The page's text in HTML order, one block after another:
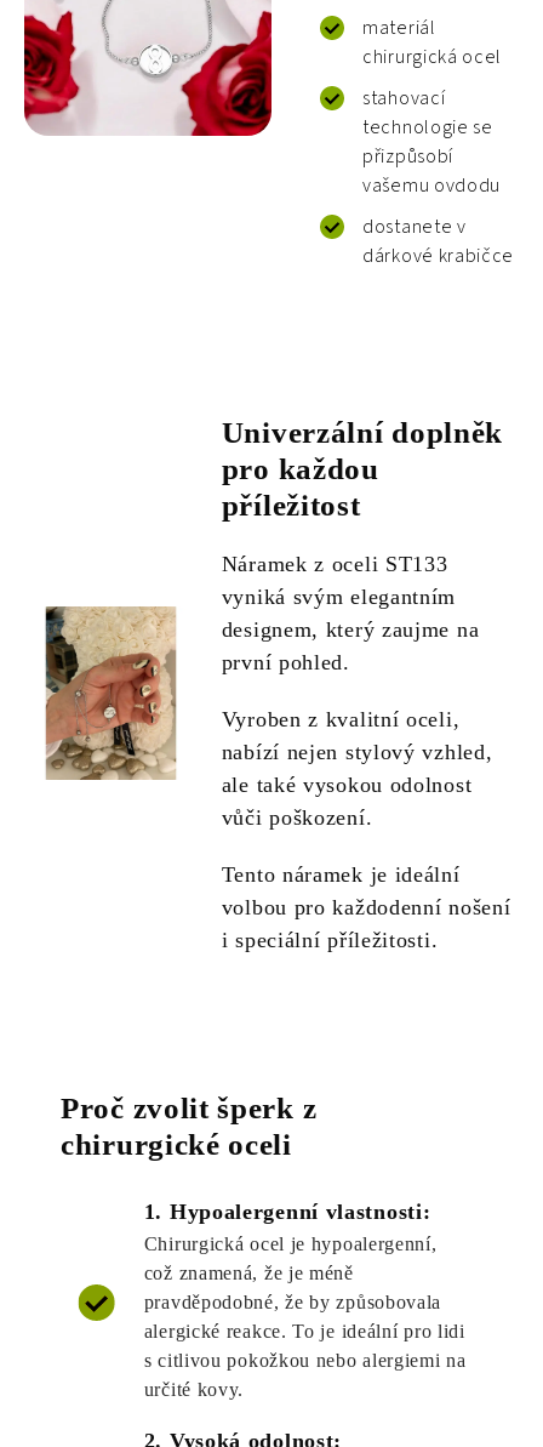
materiál
chirurgická ocel
stahovací
technologie se
přizpůsobí
vašemu ovdodu
dostanete v
dárkové krabičce
Univerzální doplněk
pro každou
příležitost
Náramek z oceli ST133
vyniká svým elegantním
designem, který zaujme na
první pohled.
Vyroben z kvalitní oceli,
nabízí nejen stylový vzhled,
ale také vysokou odolnost
vůči poškození.
Tento náramek je ideální
volbou pro každodenní nošení
i speciální příležitosti.
Proč zvolit šperk z
chirurgické oceli
1. Hypoalergenní vlastnosti:
Chirurgická ocel je hypoalergenní,
což znamená, že je méně
pravděpodobné, že by způsobovala
alergické reakce. To je ideální pro lidi
s citlivou pokožkou nebo alergiemi na
určité kovy.
2. Vysoká odolnost: